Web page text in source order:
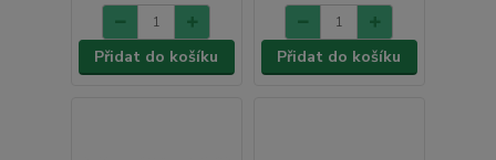
Přidat do košíku Přidat do košíku